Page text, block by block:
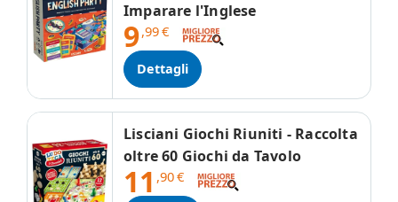
Imparare l'Inglese
9,99€
Dettagli
Lisciani Giochi Riuniti - Raccolta
oltre 60 Giochi da Tavolo
11 ,90€